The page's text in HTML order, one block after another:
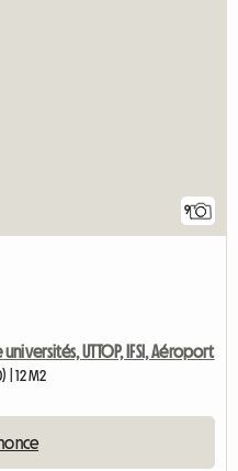
9
UTTOP, IFSI, Aéroport
| 12 M2